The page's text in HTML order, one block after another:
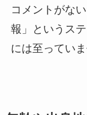
コメントがな
報」というス
には至っていま